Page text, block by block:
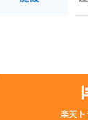
楽天ト